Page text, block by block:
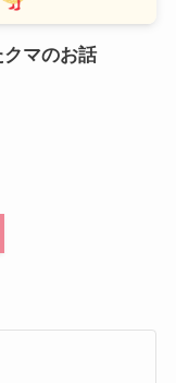
マのお話